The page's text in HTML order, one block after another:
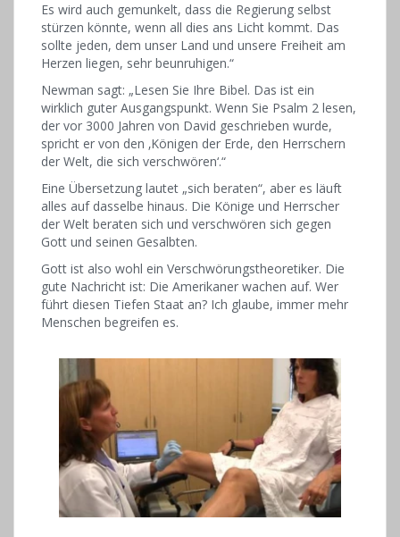
Es wird auch gemunkelt, dass die Regierung selbst
stürzen könnte, wenn all dies ans Licht kommt. Das
sollte jeden, dem unser Land und unsere Freiheit am
Herzen liegen, sehr beunruhigen.“
Newman sagt: „Lesen Sie Ihre Bibel. Das ist ein
wirklich guter Ausgangspunkt. Wenn Sie Psalm 2 lesen,
der vor 3000 Jahren von David geschrieben wurde,
spricht er von den ‚Königen der Erde, den Herrschern
der Welt, die sich verschwören‘.“
Eine Übersetzung lautet „sich beraten“, aber es läuft
alles auf dasselbe hinaus. Die Könige und Herrscher
der Welt beraten sich und verschwören sich gegen
Gott und seinen Gesalbten.
Gott ist also wohl ein Verschwörungstheoretiker. Die
gute Nachricht ist: Die Amerikaner wachen auf. Wer
führt diesen Tiefen Staat an? Ich glaube, immer mehr
Menschen begreifen es.